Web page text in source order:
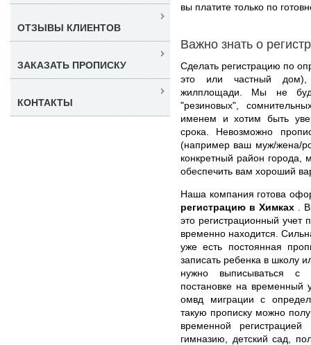
вы платите только по
Важно знать о
Сделать регистрацию по
это или частный дом),
жилплощади. Мы не
"резиновых",
именем и хотим быть
срока. Невозможно
(например ваш муж/жена/
конкретный район города,
обеспечить вам хороший
Наша компания готова
регистрацию в Химках
.
это регистрационный учет
временно находится.
уже есть постоянная
записать ребенка в школу
нужно выписываться с
постановке на временный
омвд миграции с
такую прописку можно
временной
гимназию, детский сад,
ОТЗЫВЫ КЛИЕНТОВ
ЗАКАЗАТЬ ПРОПИСКУ
КОНТАКТЫ